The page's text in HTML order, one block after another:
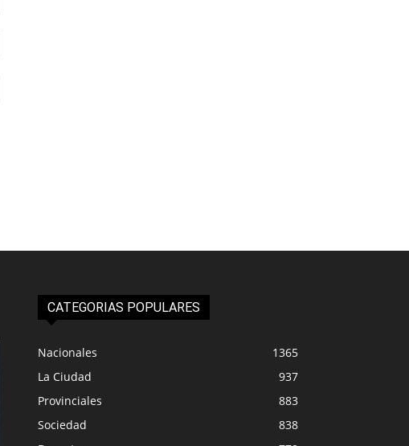
CATEGORIAS POPULARES
Nacionales
1365
La Ciudad
937
Provinciales
883
Sociedad
838